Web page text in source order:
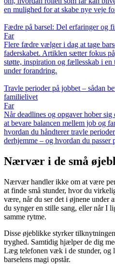
en mulighed for at skabe nye veje
Fædre på barsel: Del erfaringer og
Far
Flere fædre vælger i dag at tage
faderskabet. Artiklen sætter fokus
støtte, inspiration og fællesskab i
under forandring.
Travle perioder på jobbet – sådan
familielivet
Far
Når deadlines og opgaver hober
at bevare balancen mellem job og
hvordan du håndterer travle
derhjemme – og hvordan du passer
Nærvær i de små
Nærvær handler ikke om at være
at finde små stunder, hvor du
være, når du ser det i øjnene under
du synger en stille sang, eller når I
samme rytme.
Disse øjeblikke styrker
tryghed. Samtidig hjælper de dig
Læg telefonen væk i de stunder, og
barselens magi opstår.